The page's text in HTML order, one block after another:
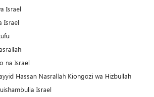
Israel
Israel
na Israel
Hassan Nasrallah Kiongozi wa Hizbullah
Israel